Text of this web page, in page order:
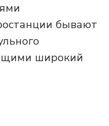
бывают
широкий